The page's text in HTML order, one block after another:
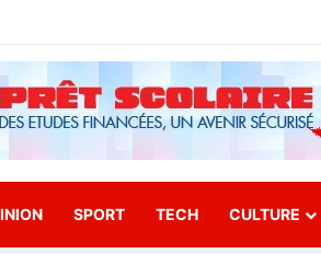
SPORT TECH CULTURE